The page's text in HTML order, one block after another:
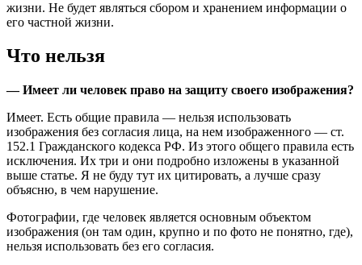
жизни. Не будет являться сбором и хранением информации о
его частной жизни.
Что нельзя
— Имеет ли человек право на защиту своего изображения?
Имеет. Есть общие правила — нельзя использовать
изображения без согласия лица, на нем изображенного — ст.
152.1 Гражданского кодекса РФ. Из этого общего правила есть
исключения. Их три и они подробно изложены в указанной
выше статье. Я не буду тут их цитировать, а лучше сразу
объясню, в чем нарушение.
Фотографии, где человек является основным объектом
изображения (он там один, крупно и по фото не понятно, где),
нельзя использовать без его согласия.